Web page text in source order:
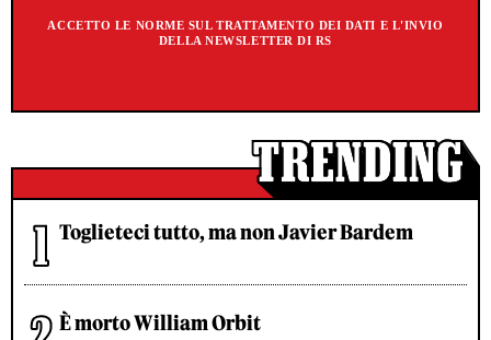
ACCETTO LE NORME SUL TRATTAMENTO DEI DATI E L'INVIO
DELLA NEWSLETTER DI RS
Toglieteci tutto, ma non Javier Bardem
È morto William Orbit